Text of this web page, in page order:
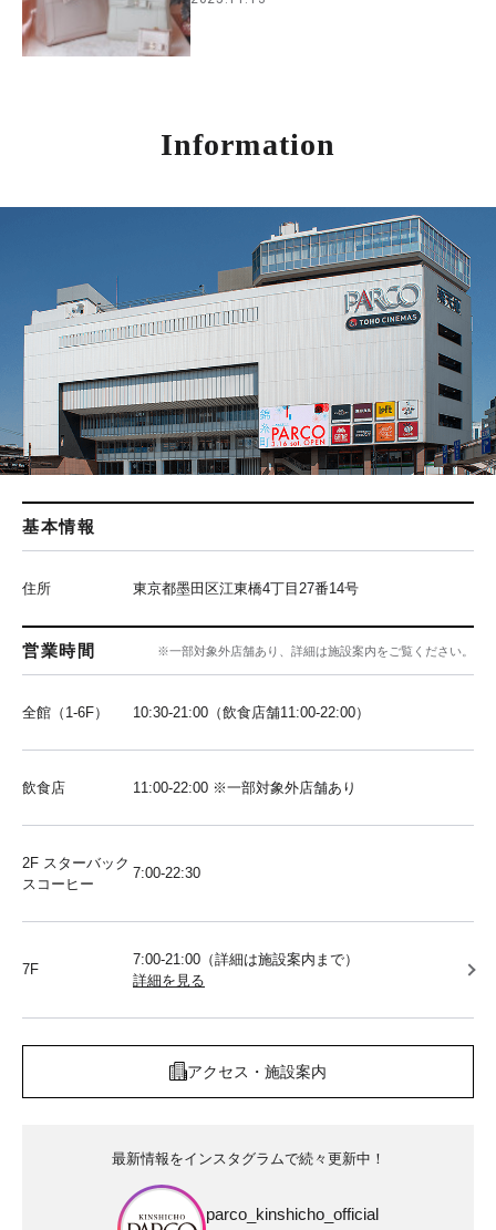
Information
基本情報
住所 東京都墨田区江東橋4丁目27番14号
営業時間 ※一部対象外店舗あり、詳細は施設案内をご覧ください。
全館（1-6F） 10:30-21:00（飲食店舗11:00-22:00）
飲食店 11:00-22:00 ※一部対象外店舗あり
2F スターバック
スコーヒー
7:00-22:30
7F
7:00-21:00（詳細は施設案内まで）
詳細を見る
アクセス・施設案内
最新情報をインスタグラムで続々更新中！
parco_kinshicho_official